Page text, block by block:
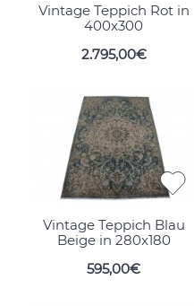
Vintage Teppich Rot in
400x300
2.795,00€
Vintage Teppich Blau
Beige in 280x180
595,00€